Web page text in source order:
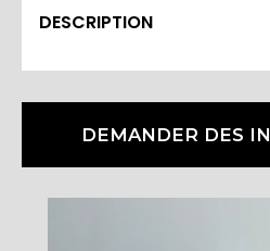
DESCRIPTION
DEMANDER DES